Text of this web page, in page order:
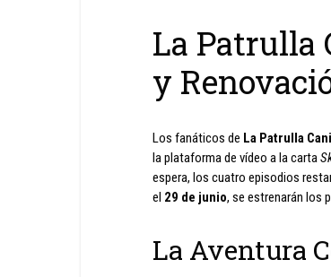
La Patrulla
y
Los fanáticos de La Patrulla
la plataforma de vídeo a la carta
espera, los cuatro episodios
el 29 de junio, se estrenarán los
La Aventura